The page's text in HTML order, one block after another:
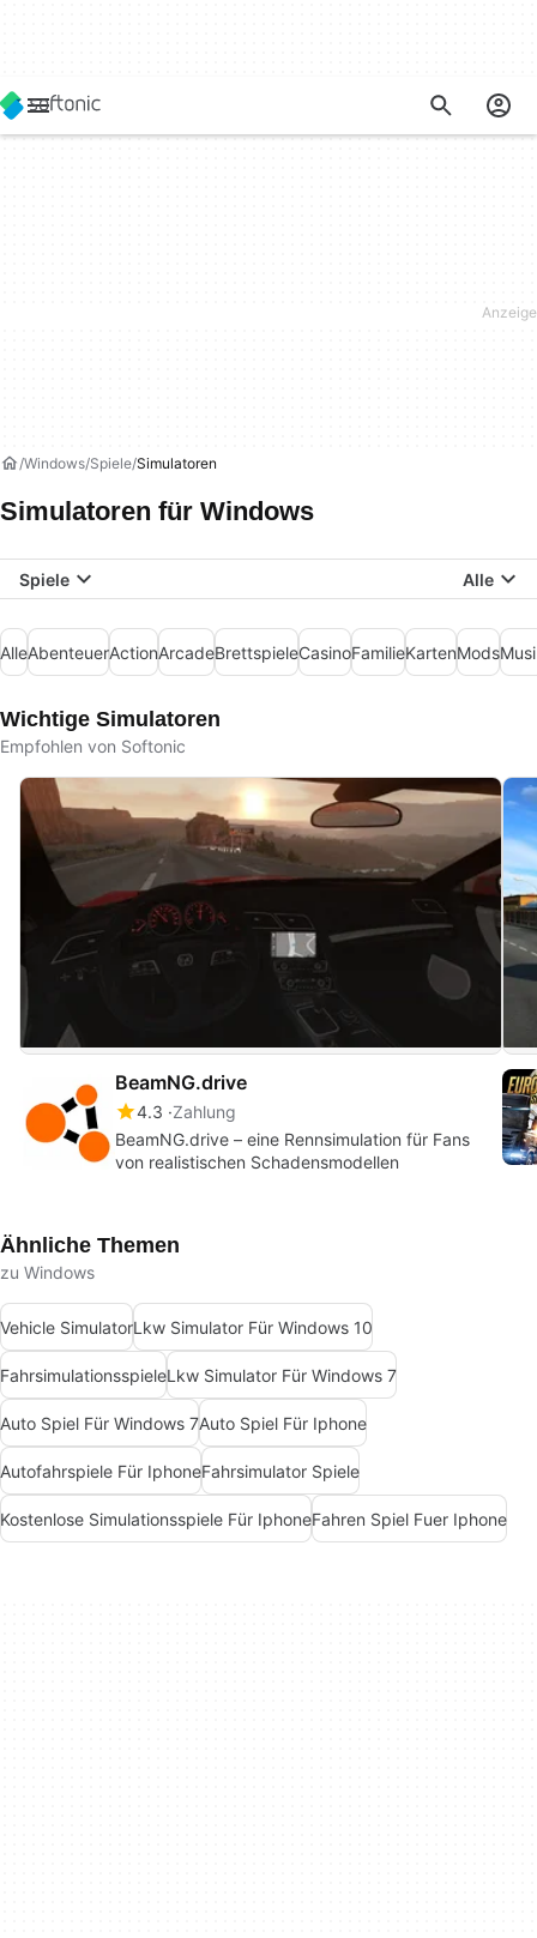
Windows Spiele Simulatoren
Simulatoren für Windows
Spiele Alle
AlleAbenteuerActionArcadeBrettspieleCasinoFamilieKartenMods
Wichtige Simulatoren
Empfohlen von Softonic
BeamNG.drive
4.3 Zahlung
BeamNG.drive – eine Rennsimulation für Fans
von realistischen Schadensmodellen
Ähnliche Themen
zu Windows
Vehicle SimulatorLkw Simulator Für Windows 10
FahrsimulationsspieleLkw Simulator Für Windows 7
Auto Spiel Für Windows 7Auto Spiel Für Iphone
Autofahrspiele Für IphoneFahrsimulator Spiele
Kostenlose Simulationsspiele Für IphoneFahren Spiel Fuer Iphone